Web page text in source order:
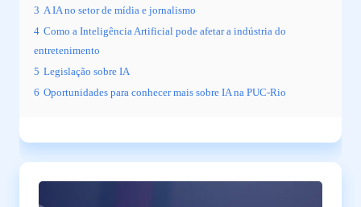
3 A IA no setor de mídia e jornalismo
4 Como a Inteligência Artificial pode afetar a indústria do
entretenimento
5 Legislação sobre IA
6 Oportunidades para conhecer mais sobre IA na PUC-Rio